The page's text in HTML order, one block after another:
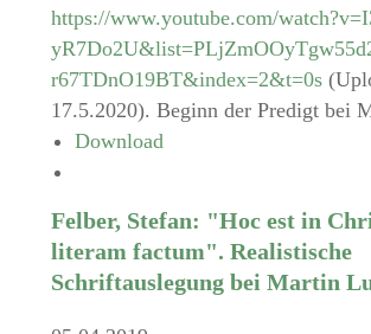
https://www.youtube.com/
r67TDnO19BT&index=2&t=0s
17.5.2020). Beginn der Predigt bei
Download
Felber, Stefan: "Hoc est in
literam factum". Realistische
Schriftauslegung bei Martin